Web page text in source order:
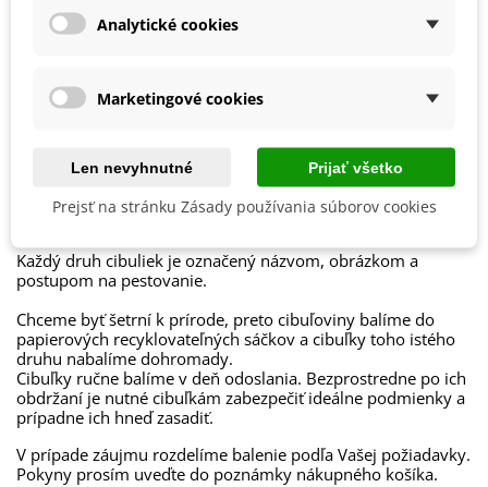
Mrazuvzdornosť
Ročné Obdobie Kvitnutia
Balenie cibuľovín
Každý druh cibuliek je označený názvom, obrázkom a
postupom na pestovanie.
Chceme byť šetrní k prírode, preto cibuľoviny balíme do
papierových recyklovateľných sáčkov a cibuľky toho istého
druhu nabalíme dohromady.
Cibuľky ručne balíme v deň odoslania. Bezprostredne po ich
obdržaní je nutné cibuľkám zabezpečiť ideálne podmienky a
prípadne ich hneď zasadiť.
V prípade záujmu rozdelíme balenie podľa Vašej požiadavky.
Pokyny prosím uveďte do poznámky nákupného košíka.
Analytické cookies
Marketingové cookies
Len nevyhnutné Prijať všetko
Prejsť na stránku Zásady používania súborov cookies